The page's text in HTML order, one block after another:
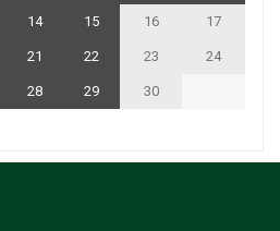
14 15 16 17
21 22 23 24
28 29
30